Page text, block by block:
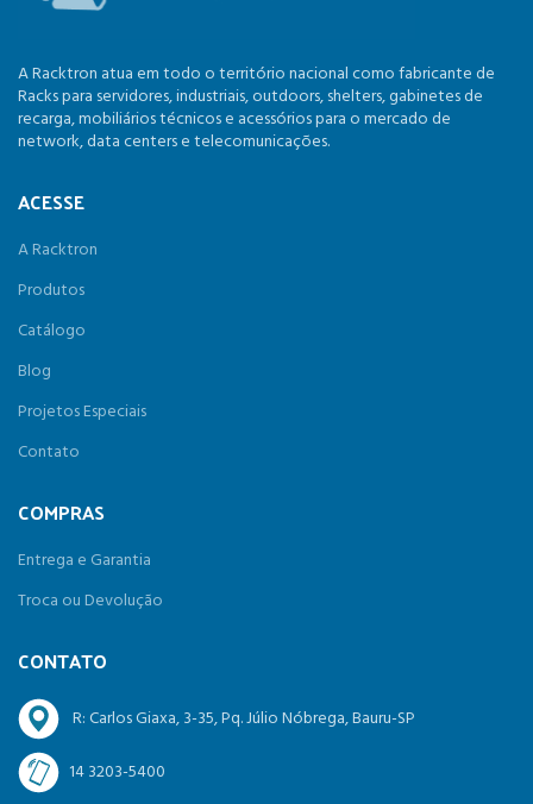
A Racktron atua em todo o território nacional como fabricante de
Racks para servidores, industriais, outdoors, shelters, gabinetes de
recarga, mobiliários técnicos e acessórios para o mercado de
network, data centers e telecomunicações.
ACESSE
A Racktron
Produtos
Catálogo
Blog
Projetos Especiais
Contato
COMPRAS
Entrega e Garantia
Troca ou Devolução
CONTATO
R: Carlos Giaxa, 3-35, Pq. Júlio Nóbrega, Bauru-SP
14 3203-5400